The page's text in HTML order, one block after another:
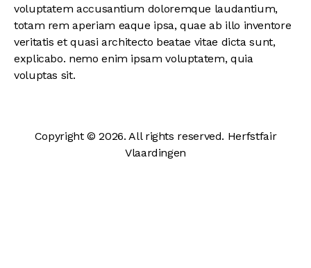
voluptatem accusantium doloremque laudantium,
totam rem aperiam eaque ipsa, quae ab illo inventore
veritatis et quasi architecto beatae vitae dicta sunt,
explicabo. nemo enim ipsam voluptatem, quia
voluptas sit.
Copyright © 2026. All rights reserved. Herfstfair
Vlaardingen